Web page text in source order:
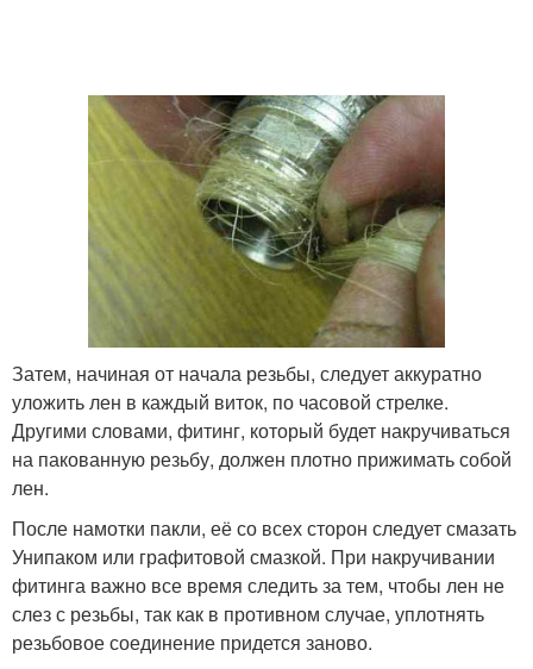
Затем, начиная от начала резьбы, следует аккуратно
уложить лен в каждый виток, по часовой стрелке.
Другими словами, фитинг, который будет накручиваться
на пакованную резьбу, должен плотно прижимать собой
лен.
После намотки пакли, её со всех сторон следует смазать
Унипаком или графитовой смазкой. При накручивании
фитинга важно все время следить за тем, чтобы лен не
слез с резьбы, так как в противном случае, уплотнять
резьбовое соединение придется заново.